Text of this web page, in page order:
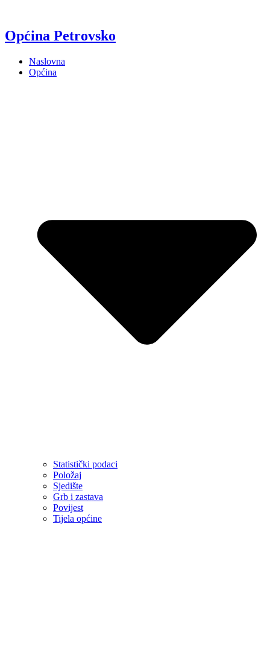
Općina Petrovsko
Naslovna
Općina
Statistički podaci
Položaj
Sjedište
Grb i zastava
Povijest
Tijela općine